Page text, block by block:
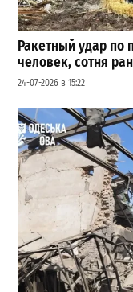
Ракетный удар по
человек, сотня
24-07-2026 в 15:22